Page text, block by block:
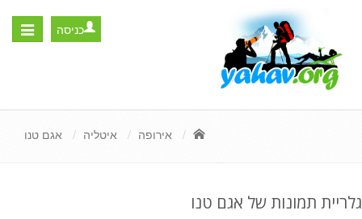
Toggle
כניסה
אירופה איטליה אגם טנו
גלריית תמונות של אגם טנו